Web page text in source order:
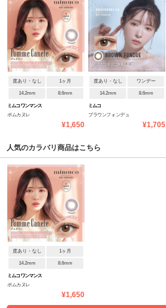
度あり・なし 1ヶ月
14.2mm 8.6mm
ミムコワンマンス
ポムカヌレ
¥1,650
度あり・なし ワンデー
14.2mm 8.6mm
ミムコ
ブラウンフォンデュ
¥1,705
人気のカラバリ商品はこちら
度あり・なし 1ヶ月
14.2mm 8.6mm
ミムコワンマンス
ポムカヌレ
¥1,650